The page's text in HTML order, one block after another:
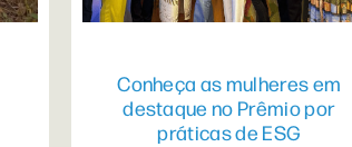
Conheça as mulheres em
destaque no Prêmio por
práticas de ESG